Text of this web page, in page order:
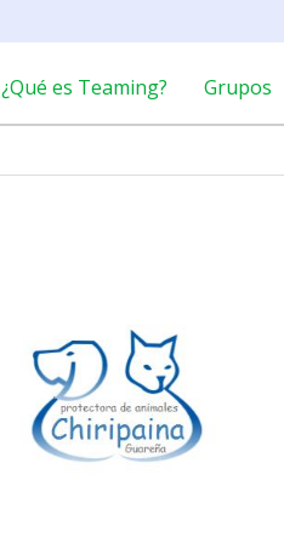
¿Qué es Teaming? Grupos